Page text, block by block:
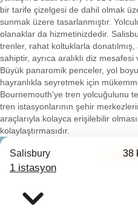
bir tarife çizelgesi de dahil olmak
sunmak üzere tasarlanmıştır.
olanaklar da hizmetinizdedir.
trenler, rahat koltuklarla
sahiptir, ayrıca aralıklı diz
Büyük panaromik penceler, yol
hayranlıkla seyretmek için
Bournemouth'ye tren yolcuğulunu
tren istasyonlarının şehir
araçlarıyla kolayca erişilebilir
kolaylaştırmasıdır.
Salisbury 38
1 istasyon